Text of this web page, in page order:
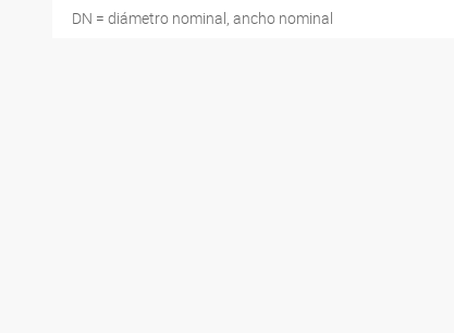
DN = diámetro nominal, ancho nominal